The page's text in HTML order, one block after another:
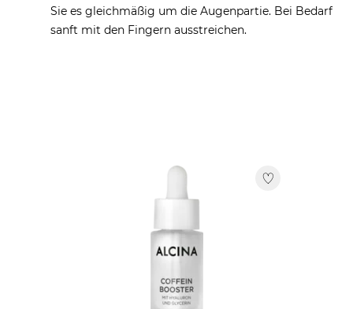
Sie es gleichmäßig um die Augenpartie. Bei Bedarf
sanft mit den Fingern ausstreichen.